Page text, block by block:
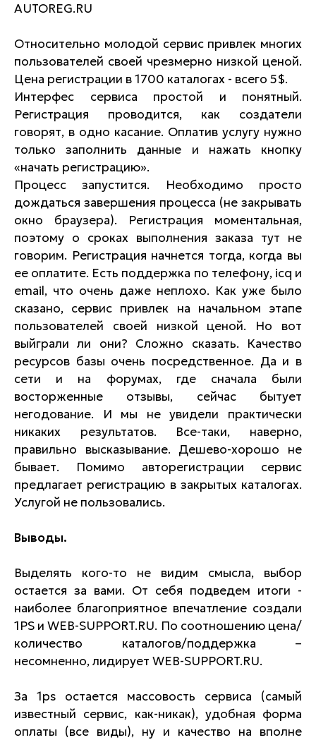
AUTOREG.RU
Относительно молодой сервис привлек многих
пользователей своей чрезмерно низкой ценой.
Цена регистрации в 1700 каталогах - всего 5$.
Интерфес сервиса простой и понятный.
Регистрация проводится, как создатели
говорят, в одно касание. Оплатив услугу нужно
только заполнить данные и нажать кнопку
«начать регистрацию».
Процесс запустится. Необходимо просто
дождаться завершения процесса (не закрывать
окно браузера). Регистрация моментальная,
поэтому о сроках выполнения заказа тут не
говорим. Регистрация начнется тогда, когда вы
ее оплатите. Есть поддержка по телефону, icq и
email, что очень даже неплохо. Как уже было
сказано, сервис привлек на начальном этапе
пользователей своей низкой ценой. Но вот
выйграли ли они? Сложно сказать. Качество
ресурсов базы очень посредственное. Да и в
сети и на форумах, где сначала были
восторженные отзывы, сейчас бытует
негодование. И мы не увидели практически
никаких результатов. Все-таки, наверно,
правильно высказывание. Дешево-хорошо не
бывает. Помимо авторегистрации сервис
предлагает регистрацию в закрытых каталогах.
Услугой не пользовались.
Выводы.
Выделять кого-то не видим смысла, выбор
остается за вами. От себя подведем итоги -
наиболее благоприятное впечатление создали
1PS и WEB-SUPPORT.RU. По соотношению цена/
количество каталогов/поддержка –
несомненно, лидирует WEB-SUPPORT.RU.
За 1ps остается массовость сервиса (самый
известный сервис, как-никак), удобная форма
оплаты (все виды), ну и качество на вполне